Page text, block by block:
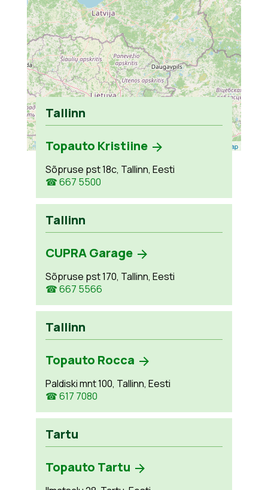
Leaflet OpenStreetMap
Tallinn
Topauto Kristiine
Sõpruse pst 18c, Tallinn, Eesti
☎ 667 5500
Tallinn
CUPRA Garage
Sõpruse pst 170, Tallinn, Eesti
☎ 667 5566
Tallinn
Topauto Rocca
Paldiski mnt 100, Tallinn, Eesti
☎ 617 7080
Tartu
Topauto Tartu